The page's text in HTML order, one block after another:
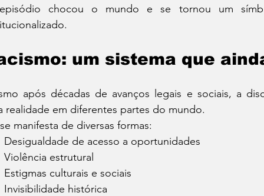
chocou o mundo e se tornou um
um sistema que
após décadas de avanços legais e sociais, a
realidade em diferentes partes do mundo.
manifesta de diversas formas:
Desigualdade de acesso a oportunidades
Violência estrutural
Estigmas culturais e sociais
Invisibilidade histórica